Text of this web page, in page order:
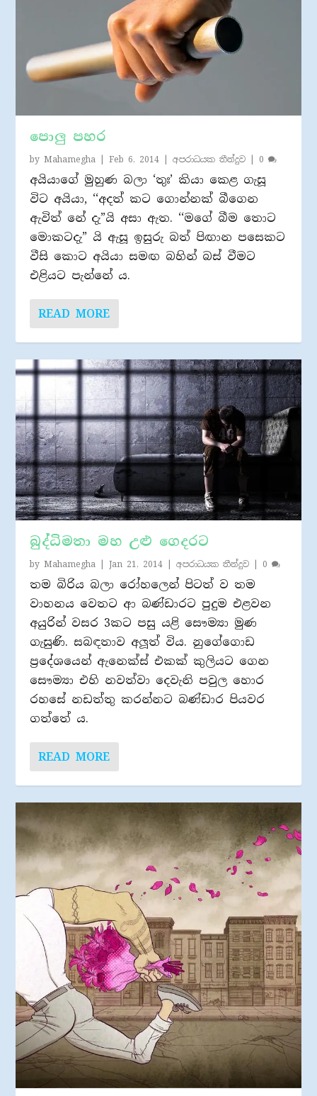
පොලු පහර
byMahamegha |Feb 6, 2014 |අපරාධයක තීන්දුව 0
අයියාගේ මුහුණ බලා ‘තුඃ’ කියා කෙළ ගැසූ
විට අයියා, ‘‘අදත් කට ගොන්නක් බීගෙන
ඇවිත් නේ දැ”යි අසා ඇත. ‘‘මගේ බීම තොට
මොකටදැ” යි ඇසූ ඉසුරු බත් පිඟාන පසෙකට
වීසි කොට අයියා සමඟ බහින් බස් වීමට
එළියට පැන්නේ ය.
READ MORE
බුද්ධිමතා මහ උළු ගෙදරට
byMahamegha |Jan 21, 2014 |අපරාධයක තීන්දුව 0
තම බිරිය බලා රෝහලෙන් පිටත් ව තම
වාහනය වෙතට ආ බණ්ඩාරට පුදුම එළවන
අයුරින් වසර 3කට පසු යළි සෞම්‍යා මුණ
ගැසුණි. සබඳතාව අලූත් විය. නුගේගොඩ
ප‍්‍රදේශයෙන් ඇනෙක්ස් එකක් කුලියට ගෙන
සෞම්‍යා එහි නවත්වා දෙවැනි පවුල හොර
රහසේ නඩත්තු කරන්නට බණ්ඩාර පියවර
ගත්තේ ය.
READ MORE